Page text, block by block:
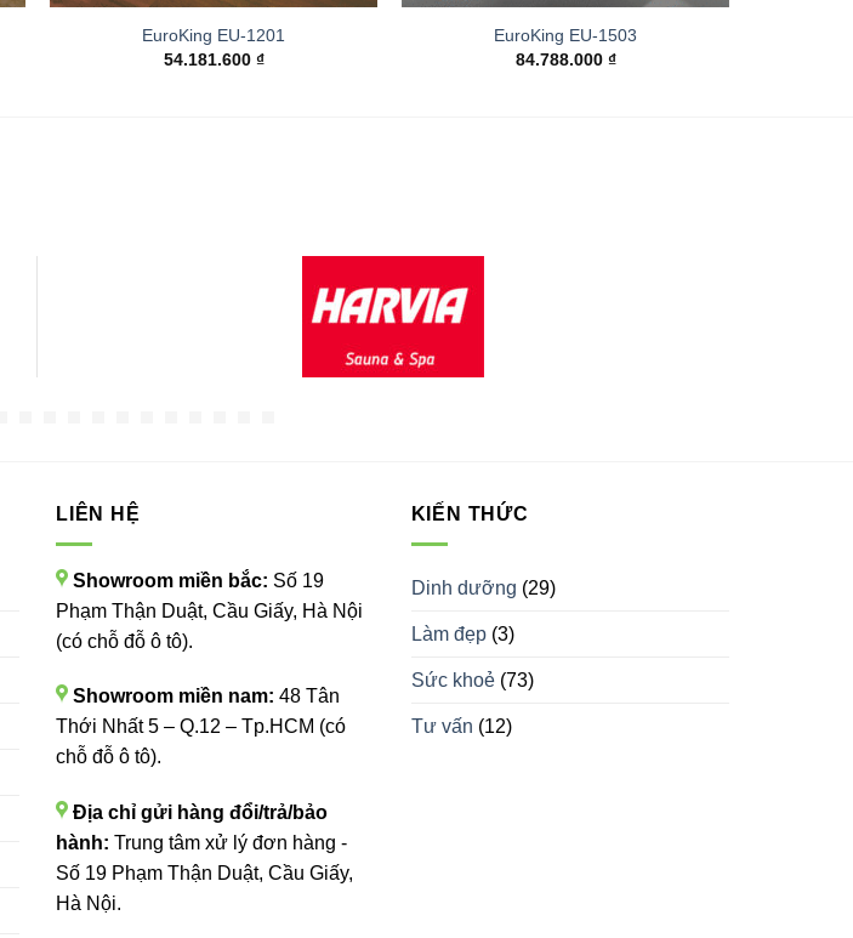
EuroKing EU-1201
54.181.600 ₫
EuroKing EU-1503
84.788.000 ₫
LIÊN HỆ
Showroom miền bắc: Số 19
Phạm Thận Duật, Cầu Giấy, Hà Nội
(có chỗ đỗ ô tô).
Showroom miền nam: 48 Tân
Thới Nhất 5 – Q.12 – Tp.HCM (có
chỗ đỗ ô tô).
Địa chỉ gửi hàng đổi/trả/bảo
hành: Trung tâm xử lý đơn hàng -
Số 19 Phạm Thận Duật, Cầu Giấy,
Hà Nội.
KIẾN THỨC
Dinh dưỡng (29)
Làm đẹp(3)
Sức khoẻ(73)
Tư vấn (12)